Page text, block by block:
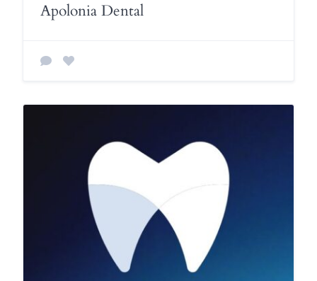
Apolonia Dental